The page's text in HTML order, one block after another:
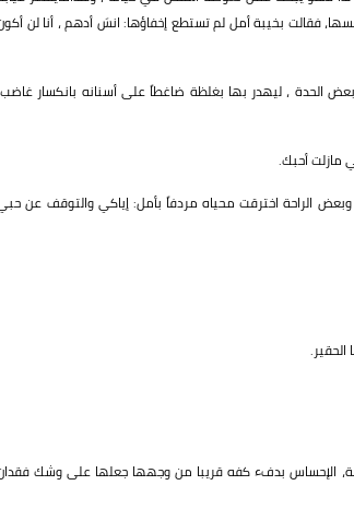
فقالت بخيبة أمل لم تستطع إخفاؤها: انسَ أدهم ، أنا لن
الحدة ، ليهدر بها بغلظة ضاغطاً على أسنانه بانكسار
مازلت أحبك.
الراحة اخترقت محياه مردفاً بأمل: إياكي والتوقف عن
الإحساس بدفء كفه قريبا من وجهها جعلها على وشك